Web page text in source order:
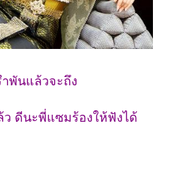
พันแล้วจะถึง
ว ดีนะพี่แซมร้องให้ฟังได้